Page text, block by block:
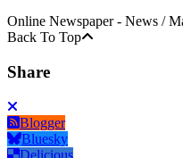
Online Newspaper - News /
Back To Top
Share
Blogger
Bluesky
Delicious